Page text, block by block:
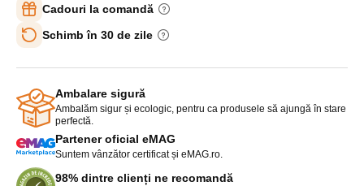
Cadouri la comandă
Schimb în 30 de zile
Ambalare sigură
Ambalăm sigur și ecologic, pentru ca produsele să ajungă în stare
perfectă.
Partener oficial eMAG
Suntem vânzător certificat și eMAG.ro.
98% dintre clienți ne recomandă